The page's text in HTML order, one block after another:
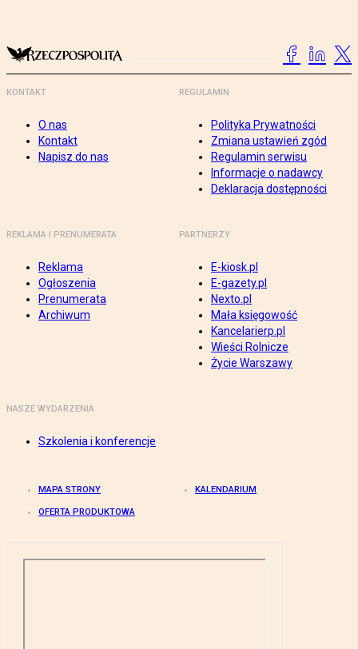
KONTAKT
O nas
Kontakt
Napisz do nas
REGULAMIN
Polityka Prywatności
Zmiana ustawień zgód
Regulamin serwisu
Informacje o nadawcy
Deklaracja dostępności
REKLAMA I PRENUMERATA
Reklama
Ogłoszenia
Prenumerata
Archiwum
PARTNERZY
E-kiosk.pl
E-gazety.pl
Nexto.pl
Mała księgowość
Kancelarierp.pl
Wieści Rolnicze
Życie Warszawy
NASZE WYDARZENIA
Szkolenia i konferencje
MAPA STRONY KALENDARIUM
OFERTA PRODUKTOWA